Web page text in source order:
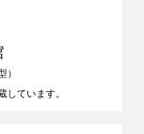
）
しています。